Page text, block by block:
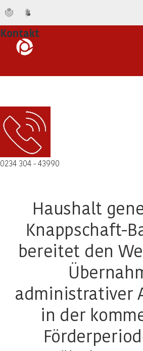
Kontakt
0234 304 - 43990
Haushalt
Knappschaft-
bereitet den
administrativer
in der